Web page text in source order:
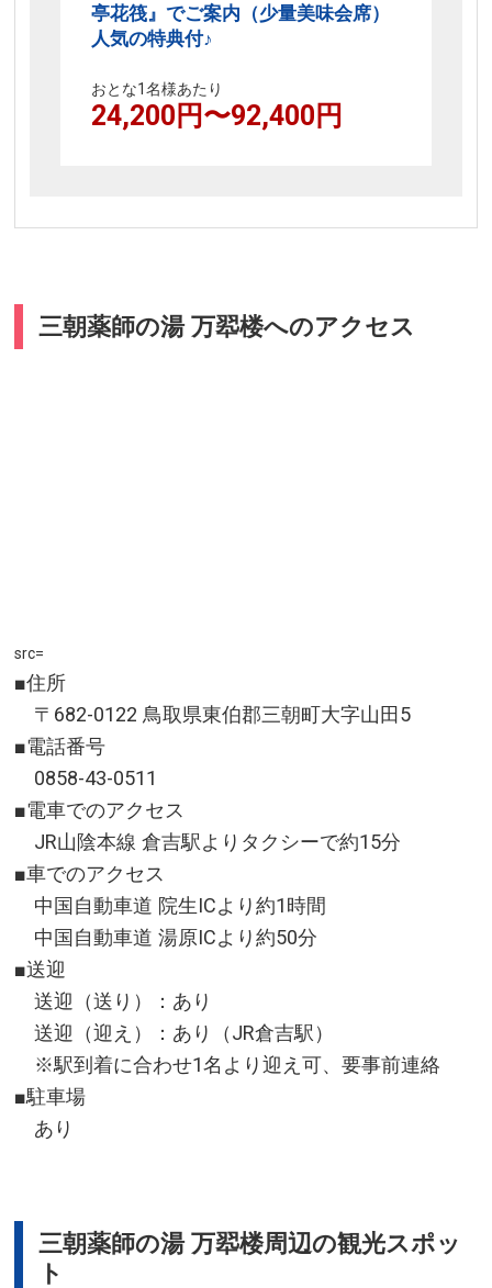
亭花筏』でご案内（少量美味会席）
人気の特典付♪
おとな1名様あたり
24,200 円〜92,400 円
三朝薬師の湯 万翆楼へのアクセス
src=
■住所
〒682-0122 鳥取県東伯郡三朝町大字山田5
■電話番号
0858-43-0511
■電車でのアクセス
JR山陰本線 倉吉駅よりタクシーで約15分
■車でのアクセス
中国自動車道 院生ICより約1時間
中国自動車道 湯原ICより約50分
■送迎
送迎（送り）：あり
送迎（迎え）：あり（JR倉吉駅）
※駅到着に合わせ1名より迎え可、要事前連絡
■駐車場
あり
三朝薬師の湯 万翆楼周辺の観光スポッ
ト